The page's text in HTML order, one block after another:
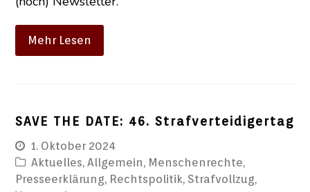
Mehr Lesen
SAVE THE DATE: 46. Strafverteidigertag
1. Oktober 2024
Aktuelles,Allgemein, Menschenrechte,
Presseerklärung, Rechtspolitik, Strafvollzug,